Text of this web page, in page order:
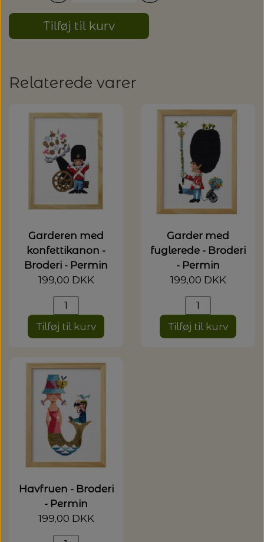
Tilføj til kurv
Relaterede varer
Garderen med
konfettikanon -
Broderi - Permin
199,00 DKK
Tilføj til kurv
Garder med
fuglerede - Broderi
- Permin
199,00 DKK
Tilføj til kurv
Havfruen - Broderi
- Permin
199,00 DKK